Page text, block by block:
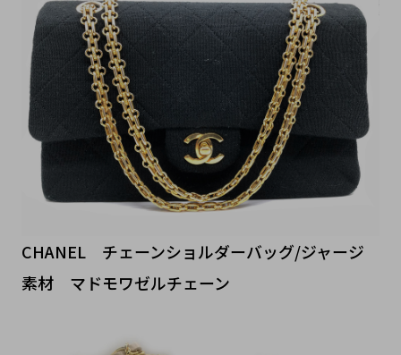
CHANEL チェーンショルダーバッグ/ジャージ
素材 マドモワゼルチェーン